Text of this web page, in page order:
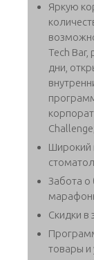
Яркую
Tech
дни,
Широкий
Забота
Скидки в
товары и